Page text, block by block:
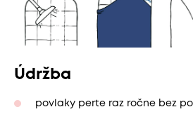
Údržba
povlaky perte raz ročne bez